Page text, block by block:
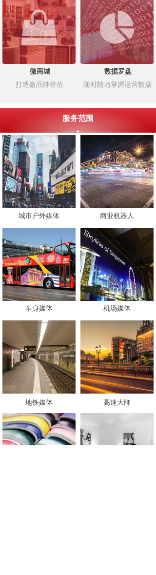
微商城
打造微品牌价值
数据罗盘
随时随地掌握运营数据
服务范围
城市户外媒体 商业机器人
车身媒体 机场媒体
地铁媒体 高速大牌